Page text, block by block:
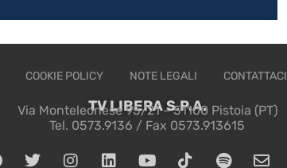
COOKIE POLICY NOTE LEGALI CONTATTACI
TV LIBERA S.P.A.
Via Monteleonese 95/21 – 51100 Pistoia (PT)
Tel. 0573.9136 / Fax 0573.913615